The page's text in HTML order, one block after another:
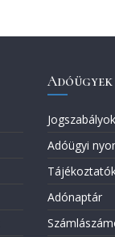
Adóügyek
Jogszabályok
Adóügyi
Adónaptár